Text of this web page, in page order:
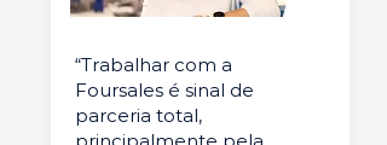
“Trabalhar com a
Foursales é sinal de
parceria total,